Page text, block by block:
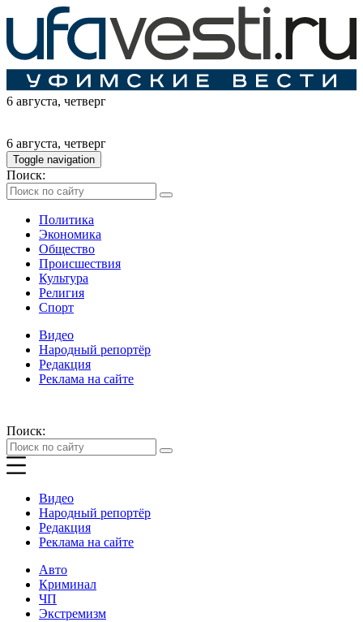
6 августа, четверг
6 августа, четверг
Toggle navigation
Поиск:
Политика
Экономика
Общество
Происшествия
Культура
Религия
Спорт
Видео
Народный репортёр
Редакция
Реклама на сайте
Поиск:
Видео
Народный репортёр
Редакция
Реклама на сайте
Авто
Криминал
ЧП
Экстремизм